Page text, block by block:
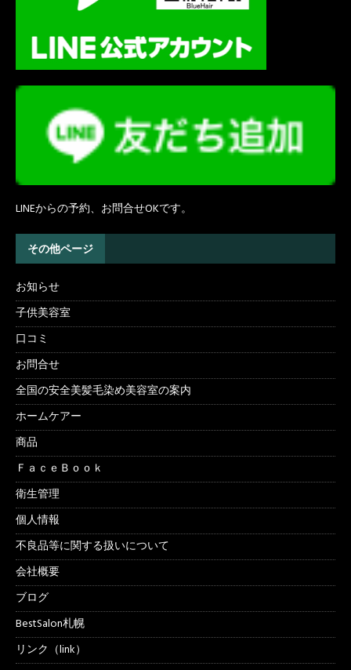
LINEからの予約、お問合せOKです。
その他ページ
お知らせ
子供美容室
口コミ
お問合せ
全国の安全美髪毛染め美容室の案内
ホームケアー
商品
ＦａｃｅＢｏｏｋ
衛生管理
個人情報
不良品等に関する扱いについて
会社概要
ブログ
BestSalon札幌
リンク（link）